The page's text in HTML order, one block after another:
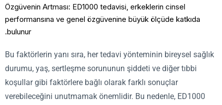
Özgüvenin Artması: ED1000 tedavisi, erkeklerin cinsel
performansına ve genel özgüvenine büyük ölçüde katkıda
bulunur.
Bu faktörlerin yanı sıra, her tedavi yönteminin bireysel
durumu, yaş, sertleşme sorununun şiddeti ve diğer tıbbi
koşullar gibi faktörlere bağlı olarak farklı sonuçlar
verebileceğini unutmamak önemlidir. Bu nedenle,